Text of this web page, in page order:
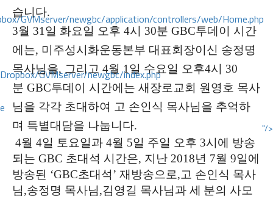
GVMserver/newgbc/application/controllers/web/Home.php
GVMserver/newgbc/index.php
"/>
습니다.
3월 31일 화요일 오후 4시 30분 GBC투데이 시간
에는, 미주성시화운동본부 대표회장이신 송정명
목사님을, 그리고 4월 1일 수요일 오후4시 30
분 GBC투데이 시간에는 새장로교회 원영호 목사
님을 각각 초대하여 고 손인식 목사님을 추억하
며 특별대담을 나눕니다.
4월 4일 토요일과 4월 5일 주일 오후 3시에 방송
되는 GBC 초대석 시간은, 지난 2018년 7월 9일에
방송된 ‘GBC초대석’ 재방송으로,고 손인식 목사
님,송정명 목사님,김영길 목사님과 세 분의 사모